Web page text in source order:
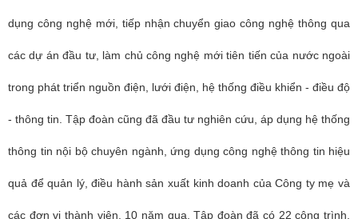
dụng công nghệ mới, tiếp nhận chuyển giao công nghệ thông qua
các dự án đầu tư, làm chủ công nghệ mới tiên tiến của nước ngoài
trong phát triển nguồn điện, lưới điện, hệ thống điều khiển - điều độ
- thông tin. Tập đoàn cũng đã đầu tư nghiên cứu, áp dụng hệ thống
thông tin nội bộ chuyên ngành, ứng dụng công nghệ thông tin hiệu
quả để quản lý, điều hành sản xuất kinh doanh của Công ty mẹ và
các đơn vị thành viên. 10 năm qua, Tập đoàn đã có 22 công trình,